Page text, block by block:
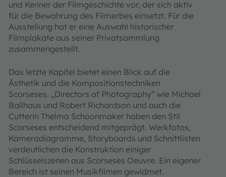
und Kenner der Filmgeschichte vor, der sich aktiv
für die Bewahrung des Filmerbes einsetzt. Für die
Ausstellung hat er eine Auswahl historischer
Filmplakate aus seiner Privatsammlung
zusammengestellt.
Das letzte Kapitel bietet einen Blick auf die
Ästhetik und die Kompositionstechniken
Scorseses. „Directors of Photography“ wie Michael
Ballhaus und Robert Richardson und auch die
Cutterin Thelma Schoonmaker haben den Stil
Scorseses entscheidend mitgeprägt. Werkfotos,
Kameradiagramme, Storyboards und Schnittlisten
verdeutlichen die Konstruktion einiger
Schlüsselszenen aus Scorseses Oeuvre. Ein eigener
Bereich ist seinen Musikfilmen gewidmet.